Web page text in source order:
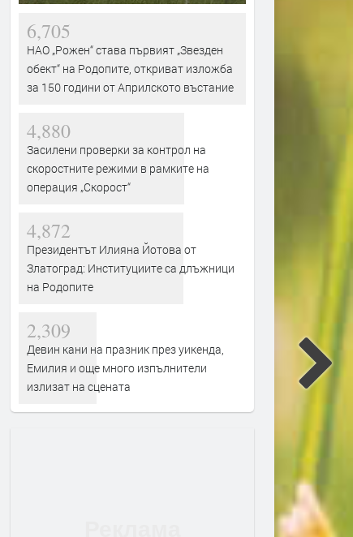
6,705
НАО „Рожен“ става първият „Звезден
обект“ на Родопите, откриват изложба
за 150 години от Априлското въстание
4,880
Засилени проверки за контрол на
скоростните режими в рамките на
операция „Скорост“
4,872
Президентът Илияна Йотова от
Златоград: Институциите са длъжници
на Родопите
2,309
Девин кани на празник през уикенда,
Емилия и още много изпълнители
излизат на сцената